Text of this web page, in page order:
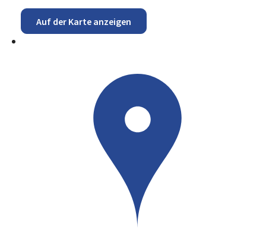
Auf der Karte anzeigen